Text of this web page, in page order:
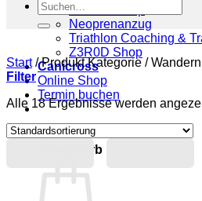
Triathlonshop
Neoprenanzug
Triathlon Coaching &
Z3R0D Shop
Canicross
Online Shop
Termin buchen
0
Warenkorb
Suchen
nach:
Start /Produkt Kategorie/Wandern
Filter
Alle 18 Ergebnisse werden